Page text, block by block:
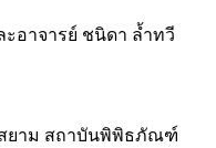
สยาม สถาบันพิพิธภัณฑ์